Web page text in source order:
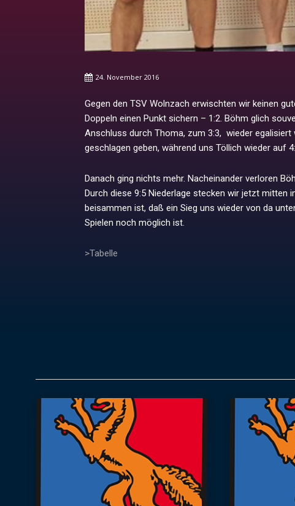
24. November 2016
Gegen den TSV Wolnzach erwischten wir keinen
Doppeln einen Punkt sichern – 1:2. Böhm glich
Anschluss durch Thoma, zum 3:3, wieder
geschlagen geben, während uns Töllich wieder auf
Danach ging nichts mehr. Nacheinander verloren
Durch diese 9:5 Niederlage stecken wir jetzt mitten
beisammen ist, daß ein Sieg uns wieder von da
Spielen noch möglich ist.
>Tabelle